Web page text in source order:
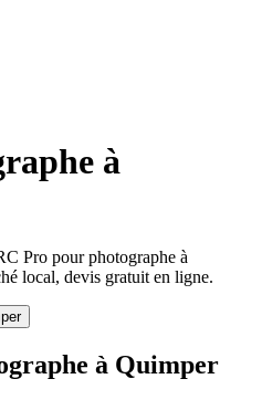
à
Pro pourphotographe à
local, devis gratuit en ligne.
à Quimper